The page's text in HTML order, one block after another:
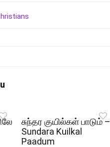
சுந்தர குயில்கள் பாடும் –
Sundara Kuilkal
Paadum